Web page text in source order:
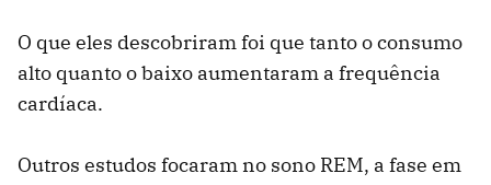
O que eles descobriram foi que tanto o consumo
alto quanto o baixo aumentaram a frequência
cardíaca.
Outros estudos focaram no sono REM, a fase em